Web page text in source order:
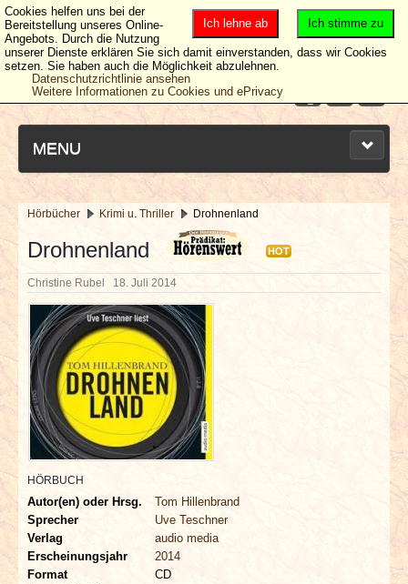
MENU
NEUESTE ARTIKEL
NEWS & DATES
BERICHTE
VERLOSUNGEN
INTERVIEWS
SPECIALS
REDAKTION
LINKS
Hörbücher Krimi u. Thriller Drohnenland
Drohnenland HOT
Christine Rubel 18. Juli 2014
HÖRBUCH
Autor(en) oder Hrsg.
Tom Hillenbrand
Sprecher
Uve Teschner
Verlag
audio media
Erscheinungsjahr
2014
Format
CD
Ich stimme zu
Ich lehne ab
Cookies helfen uns bei der
Bereitstellung unseres Online-
Angebots. Durch die Nutzung
unserer Dienste erklären Sie sich damit einverstanden, dass wir Cookies
setzen. Sie haben auch die Möglichkeit abzulehnen.
Datenschutzrichtlinie ansehen
Weitere Informationen zu Cookies und ePrivacy